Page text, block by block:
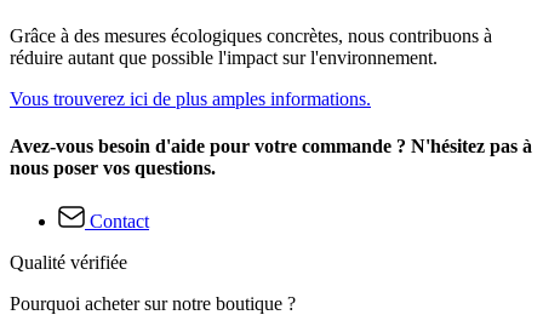
Grâce à des mesures écologiques concrètes, nous contribuons à
réduire autant que possible l'impact sur l'environnement.
Vous trouverez ici de plus amples informations.
Avez-vous besoin d'aide pour votre commande ? N'hésitez pas à
nous poser vos questions.
Contact
Qualité vérifiée
Pourquoi acheter sur notre boutique ?